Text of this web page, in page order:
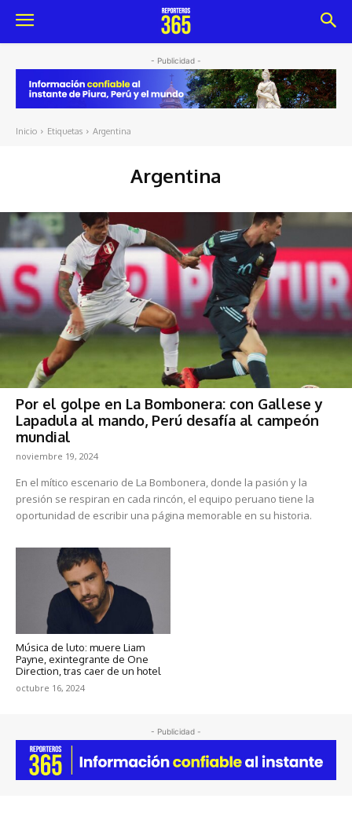
- Publicidad -
Inicio Etiquetas Argentina
Argentina
Por el golpe en La Bombonera: con Gallese y
Lapadula al mando, Perú desafía al campeón
mundial
noviembre 19, 2024
En el mítico escenario de La Bombonera, donde la pasión y la
presión se respiran en cada rincón, el equipo peruano tiene la
oportunidad de escribir una página memorable en su historia.
Música de luto: muere Liam
Payne, exintegrante de One
Direction, tras caer de un hotel
octubre 16, 2024
- Publicidad -